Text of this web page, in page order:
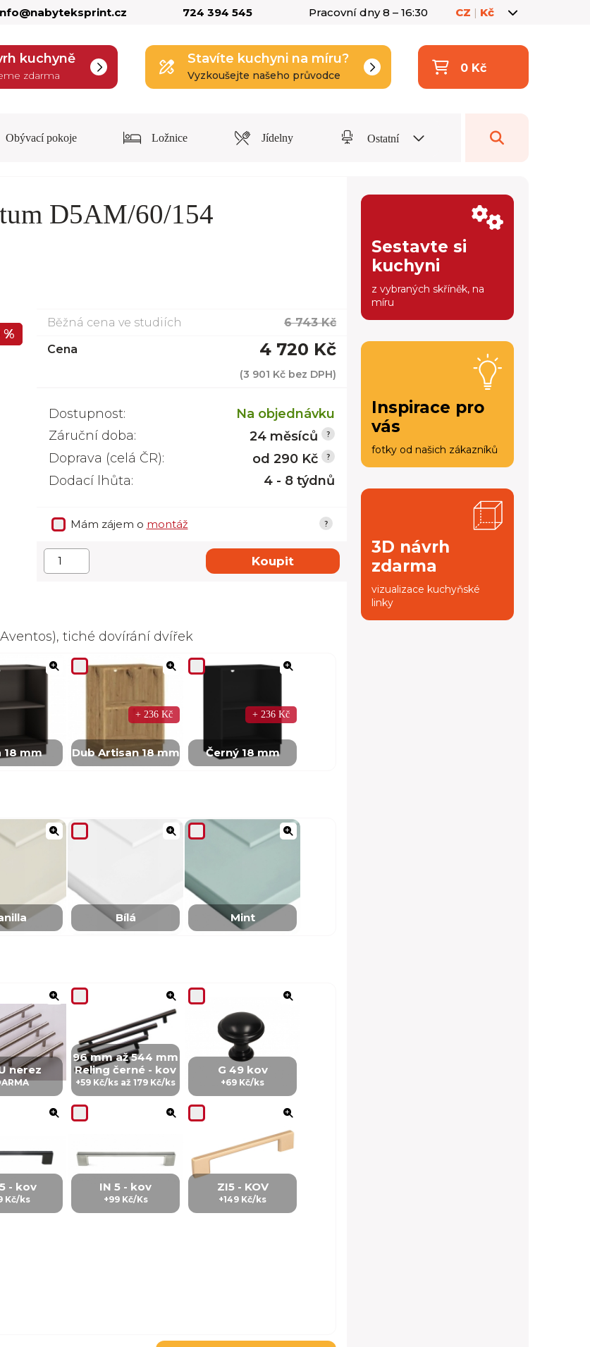
724 394 545 Pracovní dny 8 – 16:30 CZ | Kč
kuchyně
zdarma
Stavíte kuchyni na míru?
Vyzkoušejte našeho průvodce
0 Kč
Obývací pokoje Ložnice Jídelny Ostatní
D5AM/60/154
Běžná cena ve studiích
6 743 Kč
Cena
4 720 Kč
(3 901 Kč bez DPH)
Dostupnost:
Na objednávku
Záruční doba:
24 měsíců
Doprava (celá ČR):
od 290 Kč
Dodací lhůta:
4 - 8 týdnů
Mám zájem o montáž
Koupit
tiché dovírání dvířek
18 mm Dub Artisan 18 mm
+ 236 Kč
Černý 18 mm
+ 236 Kč
Bílá Mint
nerez
96 mm až 544 mm
Reling černé - kov
+59 Kč/ks až 179 Kč/ks
G 49 kov
+69 Kč/ks
- kov
Kč/ks
IN 5 - kov
+99 Kč/Ks
ZI5 - KOV
+149 Kč/ks
Sestavte si
kuchyni
z vybraných skříněk, na
míru
Inspirace pro
vás
fotky od našich zákazníků
3D návrh
zdarma
vizualizace kuchyňské
linky